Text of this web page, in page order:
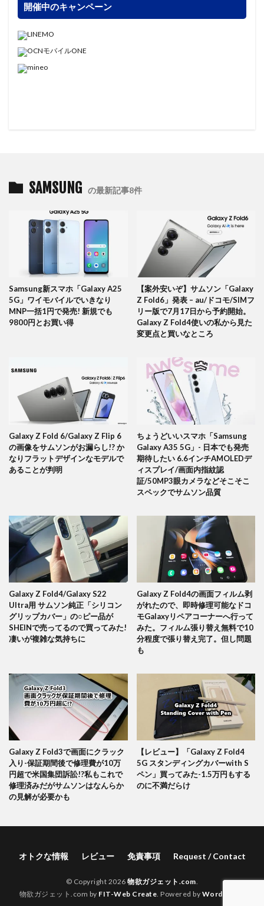
開催中のキャンペーン
SAMSUNG の最新記事8件
Samsung新スマホ「Galaxy A25
5G」ワイモバイルでいきなり
MNP一括1円で発売! 新規でも
9800円とお買い得
【案外安いぞ】サムソン「Galaxy
Z Fold6」発表 – au/ドコモ/SIMフ
リー版で7月17日から予約開始。
Galaxy Z Fold4使いの私から見た
変更点と買いなところ
Galaxy Z Fold 6/Galaxy Z Flip 6
の画像をサムソンがお漏らし!? か
なりフラットデザインなモデルで
あることが判明
ちょうどいいスマホ「Samsung
Galaxy A35 5G」- 日本でも発売
期待したい 6.6インチAMOLEDデ
ィスプレイ/画面内指紋認
証/50MP3眼カメラなどそこそこ
スペックでサムソン品質
Galaxy Z Fold4/Galaxy S22
Ultra用 サムソン純正「シリコン
グリップカバー」の○ピー品が
SHEINで売ってるので買ってみた!
凄いが複雑な気持ちに
Galaxy Z Fold4の画面フィルム剥
がれたので、即時修理可能なドコ
モGalaxyリペアコーナーへ行って
みた。フィルム張り替え無料で10
分程度で張り替え完了。但し問題
も
Galaxy Z Fold3で画面にクラック
入り-保証期間後で修理費が10万
円超で米国集団訴訟!?私もこれで
修理済みだがサムソンはなんらか
の見解が必要かも
【レビュー】「Galaxy Z Fold4
5G スタンディングカバーwith S
ペン」買ってみた-1.5万円もする
のに不満だらけ
オトクな情報 レビュー 免責事項 Request / Contact
© Copyright 2026物欲ガジェット.com.
物欲ガジェット.com by FIT-Web Create. Powered by WordPress